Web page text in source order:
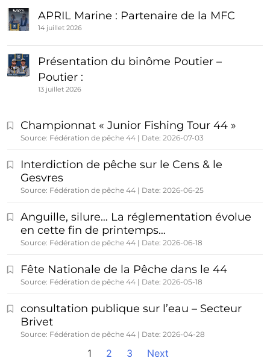
APRIL Marine : Partenaire de la MFC
14 juillet 2026
Présentation du binôme Poutier –
Poutier :
13 juillet 2026
Championnat « Junior Fishing Tour 44 »
Source: Fédération de pêche 44 Date: 2026-07-03
Interdiction de pêche sur le Cens & le
Gesvres
Source: Fédération de pêche 44 Date: 2026-06-25
Anguille, silure… La réglementation évolue
en cette fin de printemps…
Source: Fédération de pêche 44 Date: 2026-06-18
Fête Nationale de la Pêche dans le 44
Source: Fédération de pêche 44 Date: 2026-05-18
consultation publique sur l’eau – Secteur
Brivet
Source: Fédération de pêche 44 Date: 2026-04-28
1 2 3 Next